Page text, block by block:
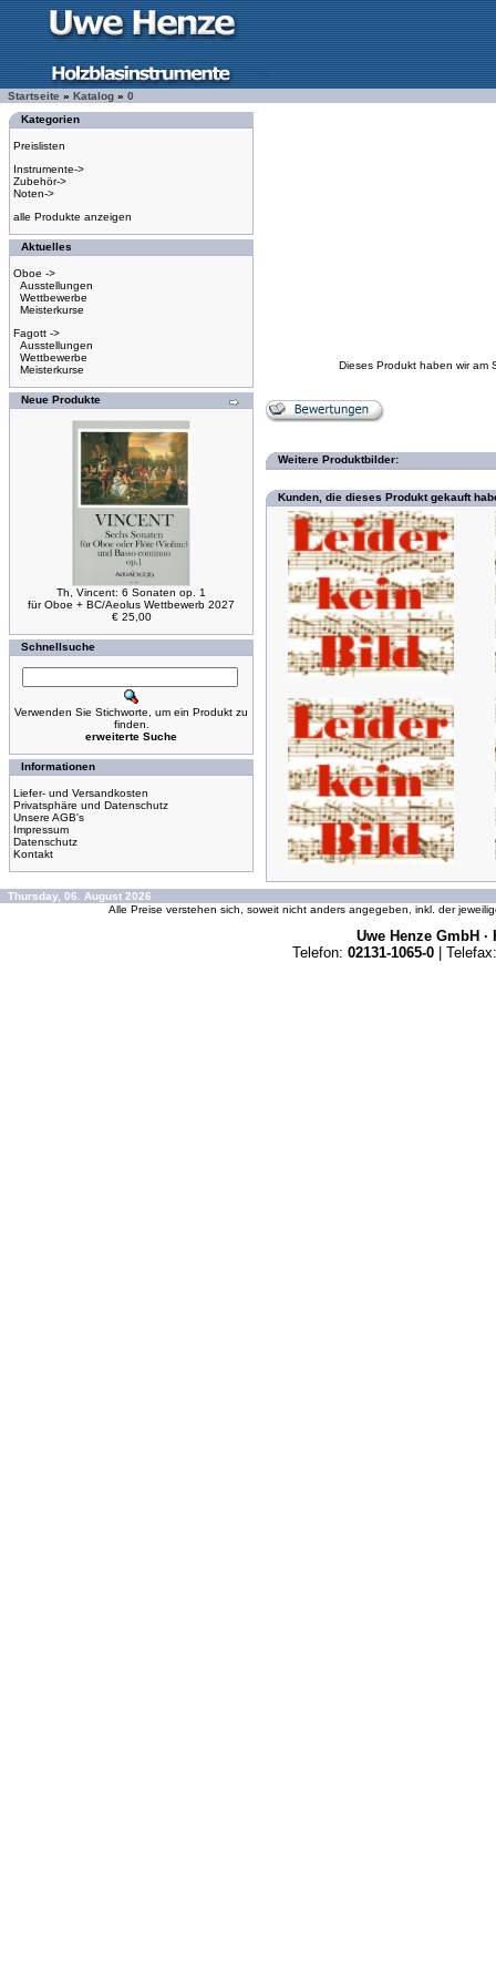
Startseite » Katalog » 0
Kategorien
Preislisten
Instrumente->
Zubehör->
Noten->
alle Produkte anzeigen
Aktuelles
Oboe ->
Ausstellungen
Wettbewerbe
Meisterkurse
Fagott ->
Ausstellungen
Wettbewerbe
Meisterkurse
Neue Produkte
Th, Vincent: 6 Sonaten op. 1
für Oboe + BC/Aeolus Wettbewerb 2027
€ 25,00
Schnellsuche
Verwenden Sie Stichworte, um ein Produkt zu
finden.
erweiterte Suche
Informationen
Liefer- und Versandkosten
Privatsphäre und Datenschutz
Unsere AGB's
Impressum
Datenschutz
Kontakt
Dieses Produkt haben wir am
Weitere Produktbilder:
Kunden, die dieses Produkt gekauft
Thursday, 06. August 2026
Alle Preise verstehen sich, soweit nicht anders angegeben, inkl. der
Uwe Henze GmbH ·
Telefon: 02131-1065-0 | Telefax: